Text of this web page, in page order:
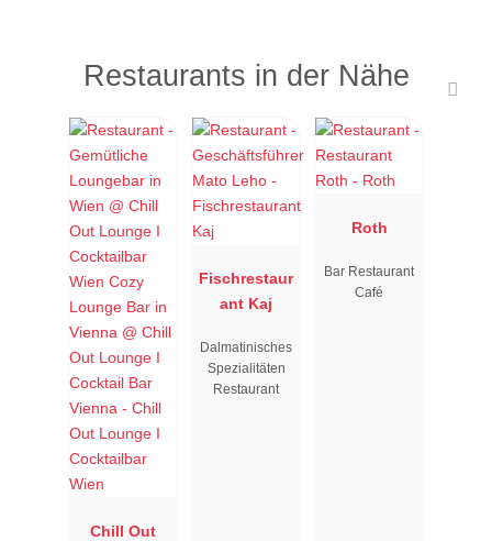
Restaurants in der Nähe
Chill Out
Fischrestaur
ant Kaj
Dalmatinisches
Spezialitäten
Restaurant
Roth
Bar Restaurant
Café